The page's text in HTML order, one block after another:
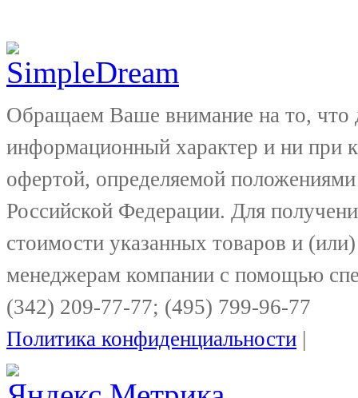
Обращаем Ваше внимание на то, что
информационный характер и ни при
офертой, определяемой
Российской Федерации. Для
стоимости указанных товаров и
менеджерам компании с помощью
(342) 209-77-77; (495) 799-96-77
Политика конфиденциальности |